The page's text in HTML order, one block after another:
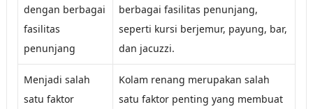
dengan berbagai
fasilitas
penunjang
berbagai fasilitas penunjang,
seperti kursi berjemur, payung, bar,
dan jacuzzi.
Menjadi salah
satu faktor
Kolam renang merupakan salah
satu faktor penting yang membuat